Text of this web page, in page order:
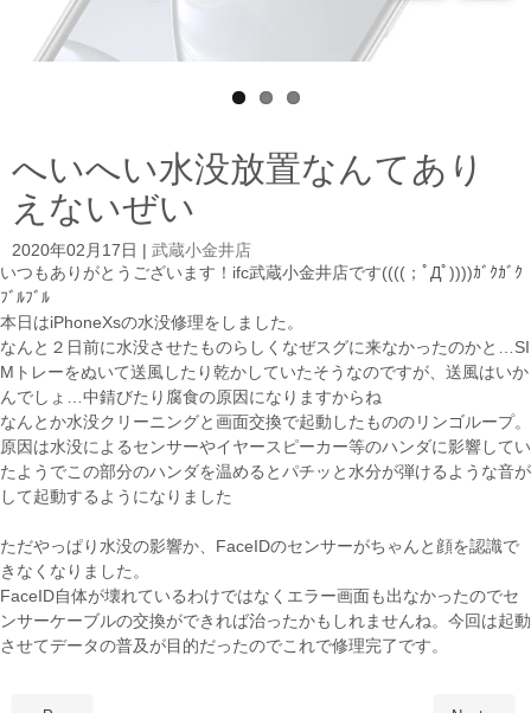
へいへい水没放置なんてあり
えないぜい
2020年02月17日
武蔵小金井店
いつもありがとうございます！ifc武蔵小金井店です((((；ﾟДﾟ))))ｶﾞｸｶﾞｸ
ﾌﾞﾙﾌﾞﾙ
本日はiPhoneXsの水没修理をしました。
なんと２日前に水没させたものらしくなぜスグに来なかったのかと…SI
Mトレーをぬいて送風したり乾かしていたそうなのですが、送風はいか
んでしょ…中錆びたり腐食の原因になりますからね
なんとか水没クリーニングと画面交換で起動したもののリンゴループ。
原因は水没によるセンサーやイヤースピーカー等のハンダに影響してい
たようでこの部分のハンダを温めるとパチッと水分が弾けるような音が
して起動するようになりました
ただやっぱり水没の影響か、FaceIDのセンサーがちゃんと顔を認識で
きなくなりました。
FaceID自体が壊れているわけではなくエラー画面も出なかったのでセ
ンサーケーブルの交換ができれば治ったかもしれませんね。今回は起動
させてデータの普及が目的だったのでこれで修理完了です。